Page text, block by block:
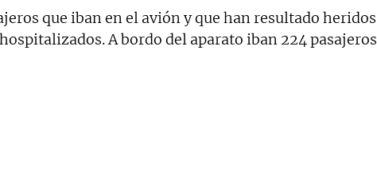
que iban en el avión y que han resultado heridos
A bordo del aparato iban 224 pasajeros